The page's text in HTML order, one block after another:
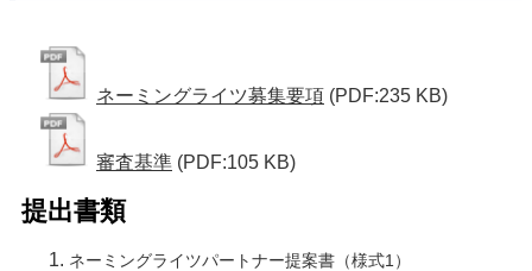
ネーミングライツ募集要項 (PDF:235 KB)
審査基準 (PDF:105 KB)
提出書類
ネーミングライツパートナー提案書（様式1）